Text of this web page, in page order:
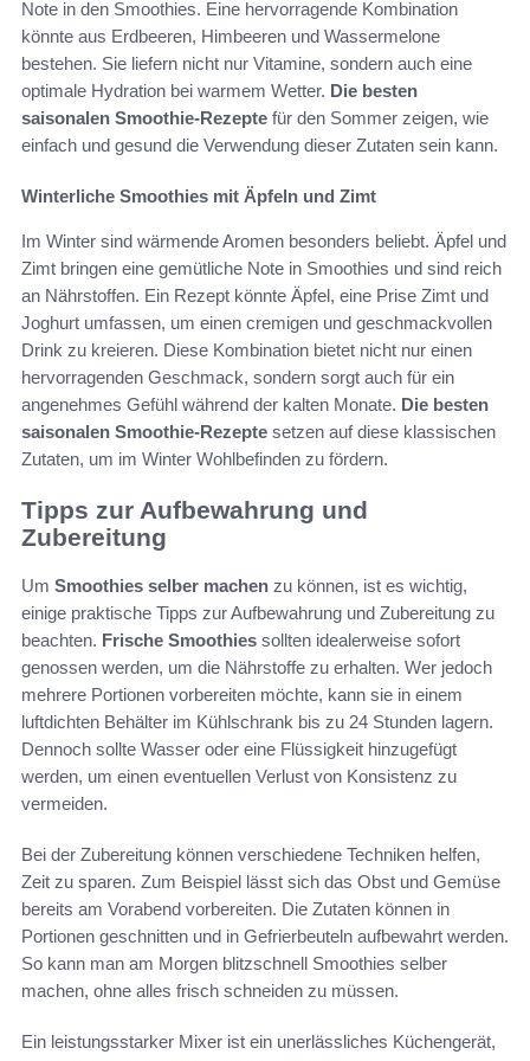
Note in den Smoothies. Eine hervorragende Kombination
könnte aus Erdbeeren, Himbeeren und Wassermelone
bestehen. Sie liefern nicht nur Vitamine, sondern auch eine
optimale Hydration bei warmem Wetter. Die besten
saisonalen Smoothie-Rezepte für den Sommer zeigen, wie
einfach und gesund die Verwendung dieser Zutaten sein kann.
Winterliche Smoothies mit Äpfeln und Zimt
Im Winter sind wärmende Aromen besonders beliebt. Äpfel und
Zimt bringen eine gemütliche Note in Smoothies und sind reich
an Nährstoffen. Ein Rezept könnte Äpfel, eine Prise Zimt und
Joghurt umfassen, um einen cremigen und geschmackvollen
Drink zu kreieren. Diese Kombination bietet nicht nur einen
hervorragenden Geschmack, sondern sorgt auch für ein
angenehmes Gefühl während der kalten Monate. Die besten
saisonalen Smoothie-Rezepte setzen auf diese klassischen
Zutaten, um im Winter Wohlbefinden zu fördern.
Tipps zur Aufbewahrung und
Zubereitung
Um Smoothies selber machen zu können, ist es wichtig,
einige praktische Tipps zur Aufbewahrung und Zubereitung zu
beachten. Frische Smoothies sollten idealerweise sofort
genossen werden, um die Nährstoffe zu erhalten. Wer jedoch
mehrere Portionen vorbereiten möchte, kann sie in einem
luftdichten Behälter im Kühlschrank bis zu 24 Stunden lagern.
Dennoch sollte Wasser oder eine Flüssigkeit hinzugefügt
werden, um einen eventuellen Verlust von Konsistenz zu
vermeiden.
Bei der Zubereitung können verschiedene Techniken helfen,
Zeit zu sparen. Zum Beispiel lässt sich das Obst und Gemüse
bereits am Vorabend vorbereiten. Die Zutaten können in
Portionen geschnitten und in Gefrierbeuteln aufbewahrt werden.
So kann man am Morgen blitzschnell Smoothies selber
machen, ohne alles frisch schneiden zu müssen.
Ein leistungsstarker Mixer ist ein unerlässliches Küchengerät,